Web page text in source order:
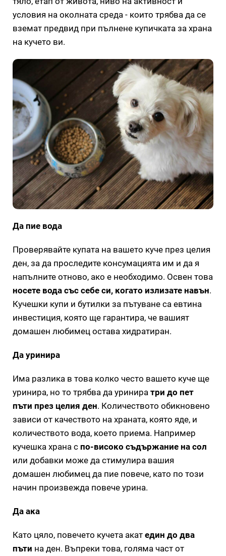
условия на околната среда - които трябва да се
вземат предвид при пълнене купичката за храна
на кучето ви.
Да пие вода
Проверявайте купата на вашето куче през целия
ден, за да проследите консумацията им и да я
напълните отново, ако е необходимо. Освен това
носете вода със себе си, когато излизате навън.
Кучешки купи и бутилки за пътуване са евтина
инвестиция, която ще гарантира, че вашият
домашен любимец остава хидратиран.
Да уринира
Има разлика в това колко често вашето куче ще
уринира, но то трябва да уринира три до пет
пъти през целия ден. Количеството обикновено
зависи от качеството на храната, която яде, и
количеството вода, което приема. Например
кучешка храна с по-високо съдържание на сол
или добавки може да стимулира вашия
домашен любимец да пие повече, като по този
начин произвежда повече урина.
Да ака
Като цяло, повечето кучета акат един до два
пъти на ден. Въпреки това, голяма част от